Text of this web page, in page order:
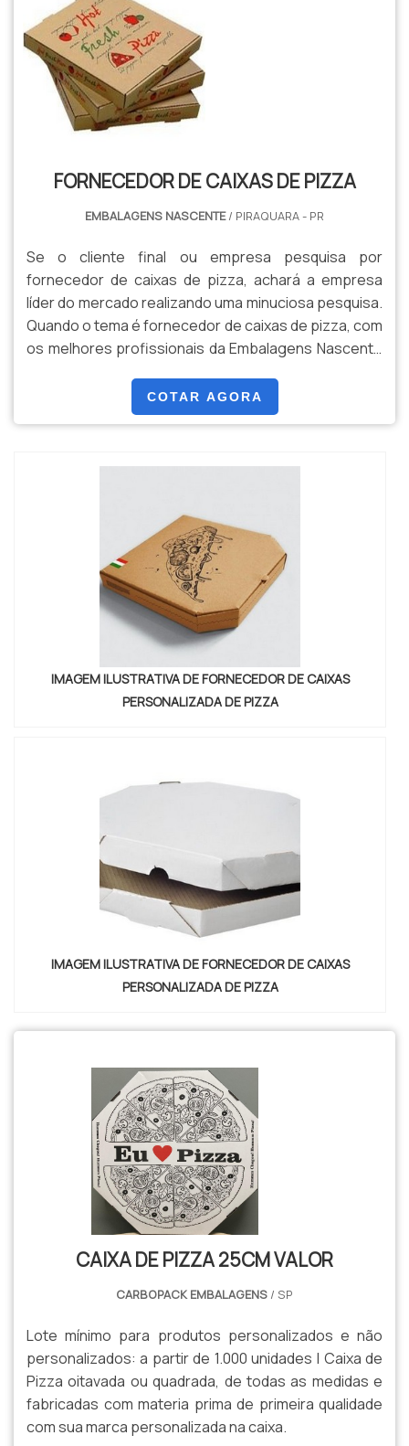
FORNECEDOR DE CAIXAS DE PIZZA
EMBALAGENS NASCENTE/ PIRAQUARA - PR
Se o cliente final ou empresa pesquisa por
fornecedor de caixas de pizza, achará a empresa
líder do mercado realizando uma minuciosa pesquisa.
Quando o tema é fornecedor de caixas de pizza, com
os melhores profissionais da Embalagens Nascente
benefício com ampla variedade de embalagens
alimentícias.INFORMAÇÕES SOBRE FORNECEDOR DE
sua energia em ...
COTAR AGORA
IMAGEM ILUSTRATIVA DE FORNECEDOR DE CAIXAS
PERSONALIZADA DE PIZZA
IMAGEM ILUSTRATIVA DE FORNECEDOR DE CAIXAS
PERSONALIZADA DE PIZZA
CAIXA DE PIZZA 25CM VALOR
CARBOPACK EMBALAGENS / SP
Lote mínimo para produtos personalizados e não
personalizados: a partir de 1.000 unidades | Caixa de
Pizza oitavada ou quadrada, de todas as medidas e
fabricadas com materia prima de primeira qualidade
com sua marca personalizada na caixa.